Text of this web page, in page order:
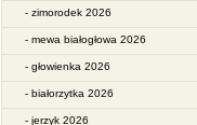
- zimorodek 2026
- mewa białogłowa 2026
- głowienka 2026
- białorzytka 2026
- jerzyk 2026